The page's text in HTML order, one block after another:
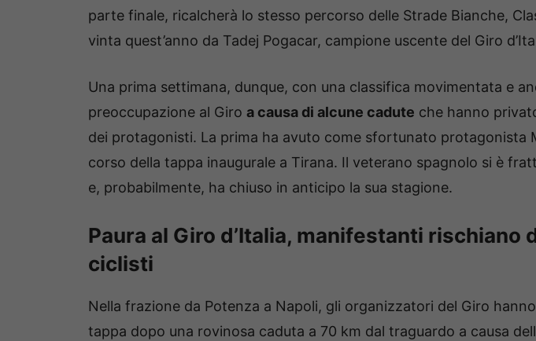
parte finale, ricalcherà lo stesso percorso delle Strade Bianche,
vinta quest’anno da Tadej Pogacar, campione uscente del Giro
Una prima settimana, dunque, con una classifica movimentata e
preoccupazione al Giro a causa di alcune cadute che hanno
dei protagonisti. La prima ha avuto come sfortunato protagonista
corso della tappa inaugurale a Tirana. Il veterano spagnolo si è
e, probabilmente, ha chiuso in anticipo la sua stagione.
Paura al Giro d’Italia, manifestanti rischiano
ciclisti
Nella frazione da Potenza a Napoli, gli organizzatori del Giro
tappa dopo una rovinosa caduta a 70 km dal traguardo a causa